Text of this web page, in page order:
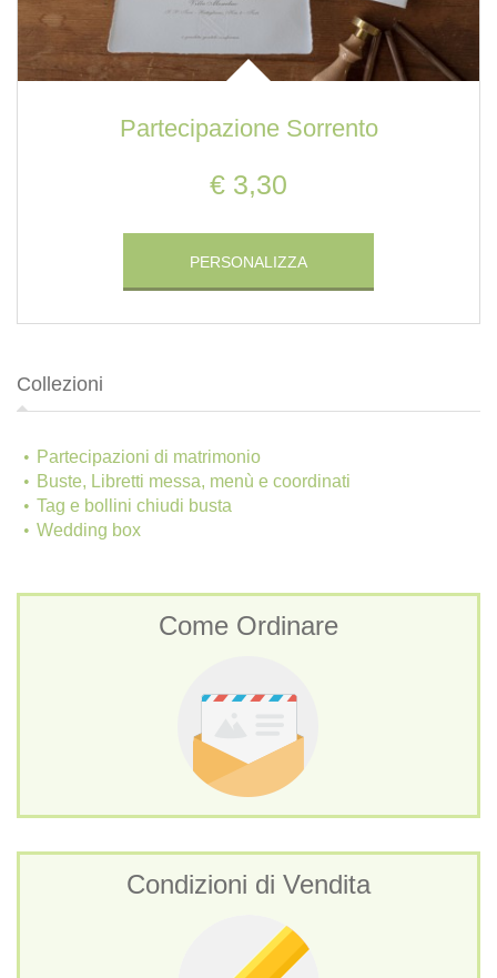
Partecipazione Sorrento
€ 3,30
PERSONALIZZA
Collezioni
Partecipazioni di matrimonio
Buste, Libretti messa, menù e coordinati
Tag e bollini chiudi busta
Wedding box
Come Ordinare
Condizioni di Vendita